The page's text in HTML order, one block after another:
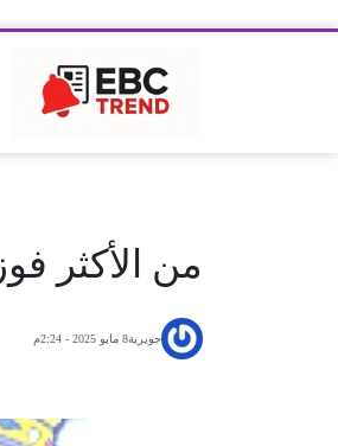
من الأكثر
جويرية8 مايو 2025 - 2:24م